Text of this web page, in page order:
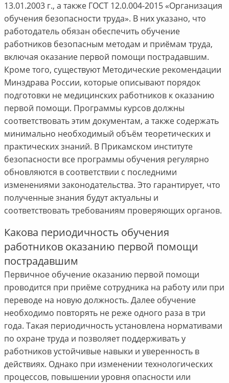
13.01.2003 г., а также ГОСТ 12.0.004-2015 «Организация
обучения безопасности труда». В них указано, что
работодатель обязан обеспечить обучение
работников безопасным методам и приёмам труда,
включая оказание первой помощи пострадавшим.
Кроме того, существуют Методические рекомендации
Минздрава России, которые описывают порядок
подготовки не медицинских работников к оказанию
первой помощи. Программы курсов должны
соответствовать этим документам, а также содержать
минимально необходимый объём теоретических и
практических знаний. В Прикамском институте
безопасности все программы обучения регулярно
обновляются в соответствии с последними
изменениями законодательства. Это гарантирует, что
полученные знания будут актуальны и
соответствовать требованиям проверяющих органов.
Какова периодичность обучения
работников оказанию первой помощи
пострадавшим
Первичное обучение оказанию первой помощи
проводится при приёме сотрудника на работу или при
переводе на новую должность. Далее обучение
необходимо повторять не реже одного раза в три
года. Такая периодичность установлена нормативами
по охране труда и позволяет поддерживать у
работников устойчивые навыки и уверенность в
действиях. Однако при изменении технологических
процессов, повышении уровня опасности или